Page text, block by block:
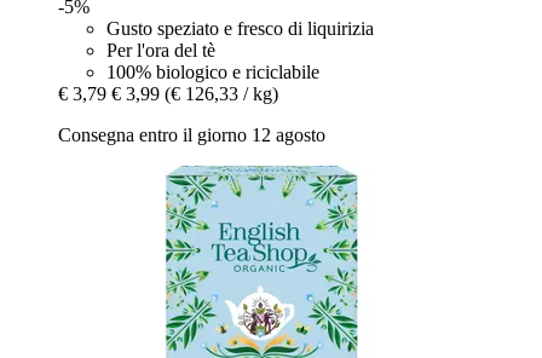
-5%
Gusto speziato e fresco di liquirizia
Per l'ora del tè
100% biologico e riciclabile
€ 3,79 € 3,99 (€ 126,33 / kg)
Consegna entro il giorno 12 agosto